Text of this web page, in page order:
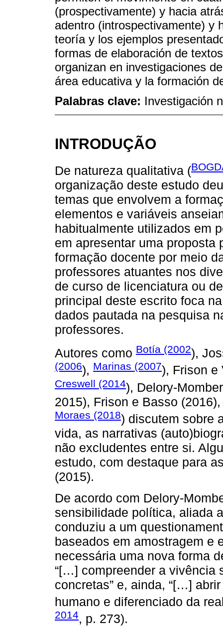
(prospectivamente) y hacia
adentro (introspectivamente) y
teoría y los ejemplos
formas de elaboración de
organizan en investigaciones
área educativa y la formación
Palabras clave: Investigación
INTRODUÇÃO
De natureza qualitativa (
organização deste estudo
temas que envolvem a
elementos e variáveis
habitualmente utilizados em
em apresentar uma proposta
formação docente por meio
professores atuantes nos
de curso de licenciatura ou
principal deste escrito foca
dados pautada na pesquisa
professores.
Autores como Botía (2002),
(2006), Marinas (2007), Frison e
Creswell (2014), Delory-
2015), Frison e Basso
Moraes (2018) discutem sobre
vida, as narrativas
não excludentes entre si.
estudo, com destaque para
(2015).
De acordo com Delory-
sensibilidade política, aliada
conduziu a um
baseados em amostragem e
necessária uma nova forma
“[…] compreender a vivência
concretas” e, ainda, “[…]
humano e diferenciado da
2014, p. 273).